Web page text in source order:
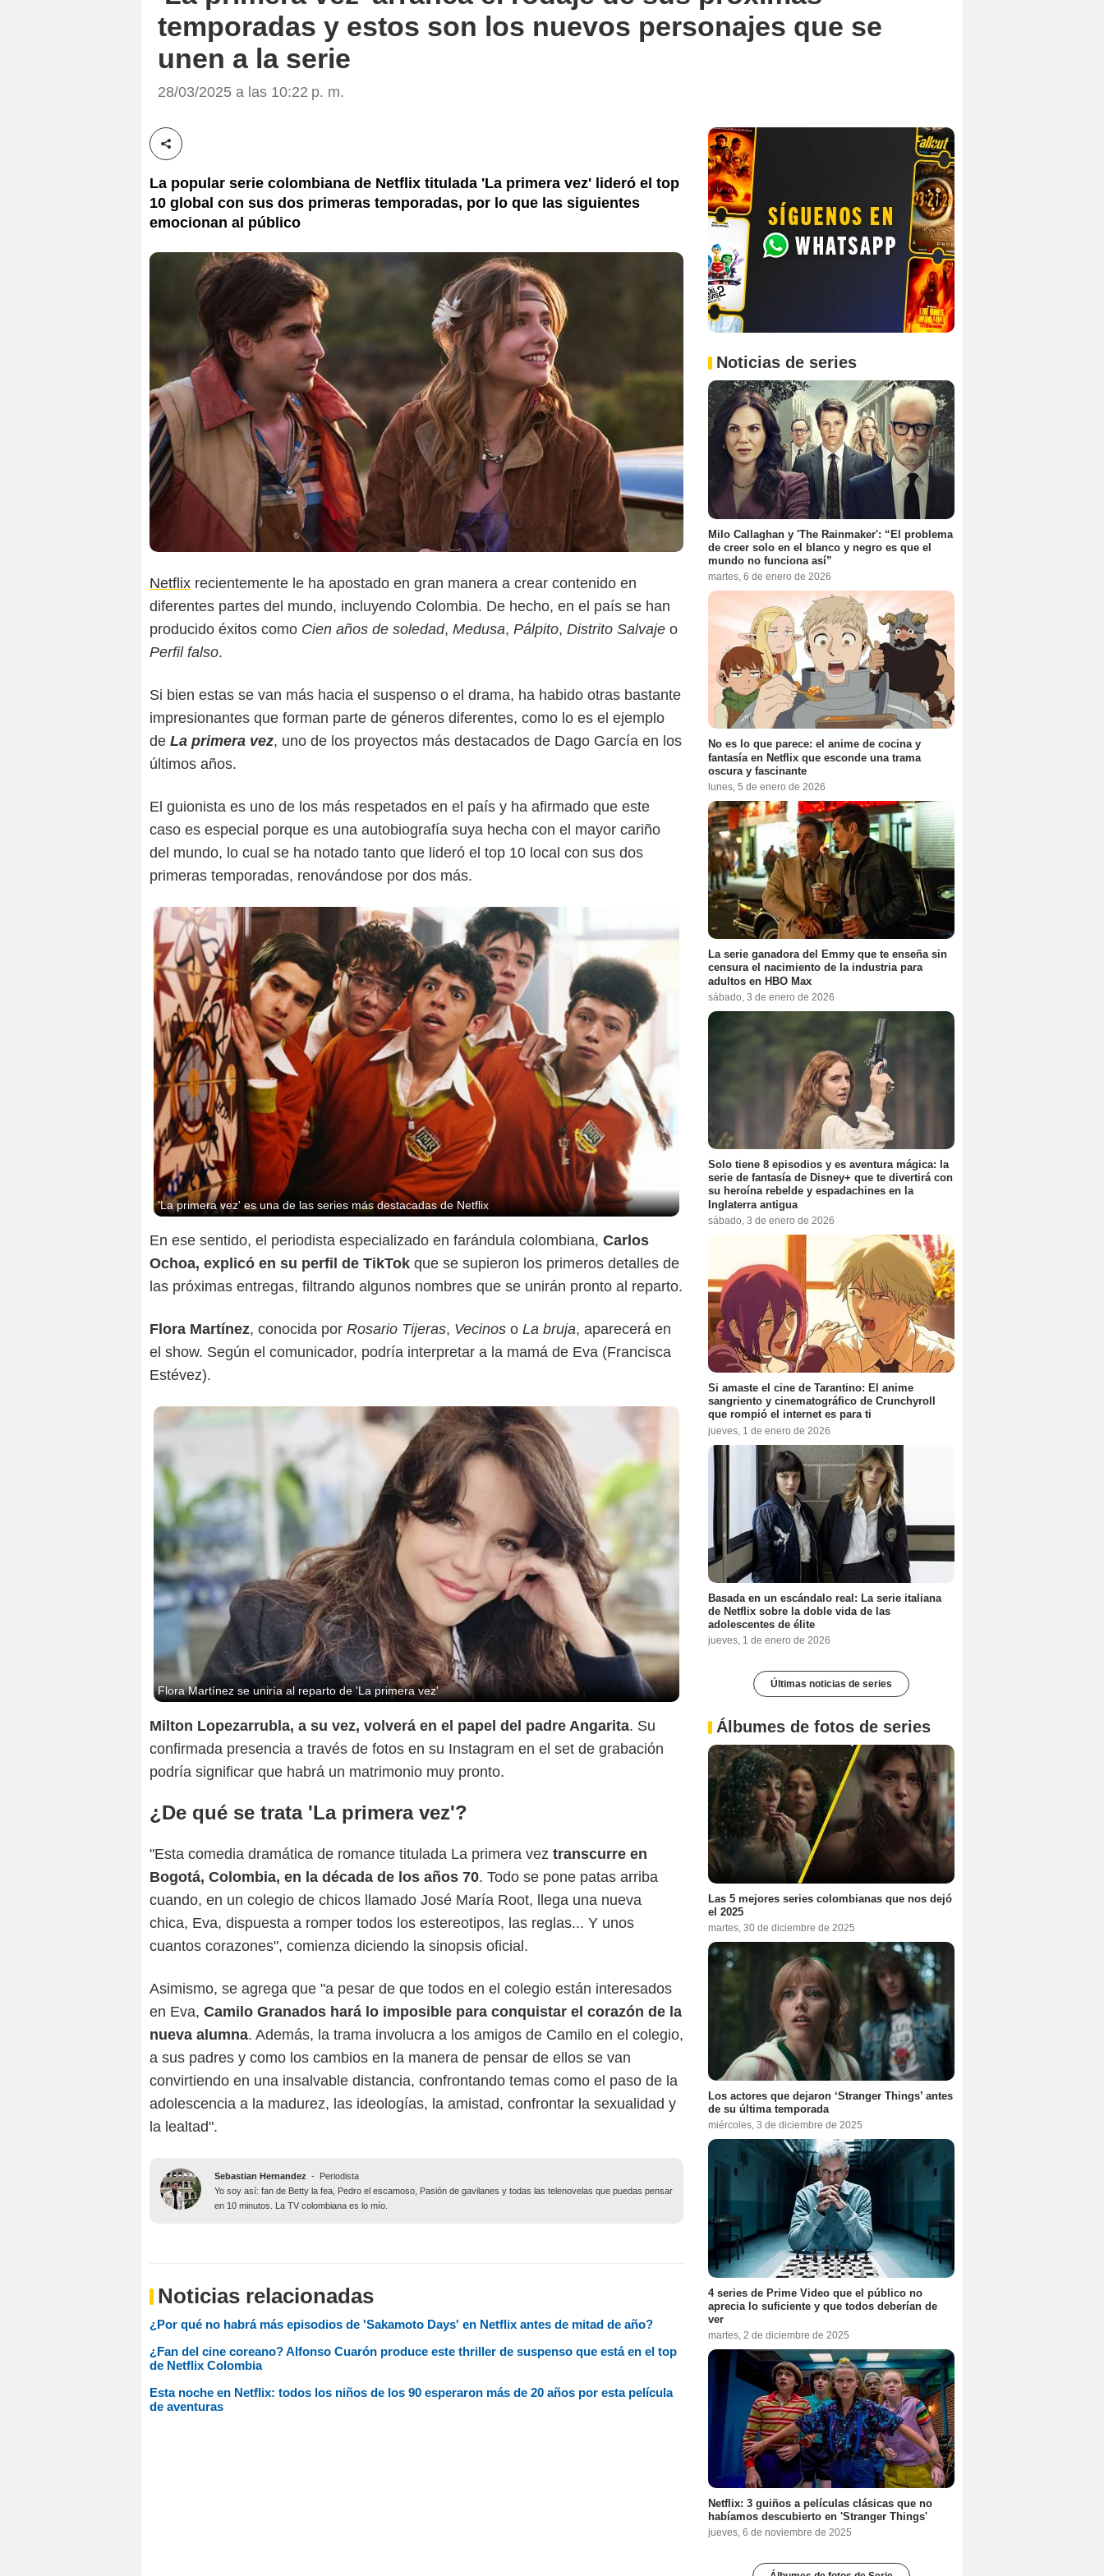
temporadas y estos son los nuevos personajes que se
unen a la serie
28/03/2025 a las 10:22 p. m.
Compartir esta noticia
La popular serie colombiana de Netflix titulada 'La primera vez' lideró el top
10 global con sus dos primeras temporadas, por lo que las siguientes
emocionan al público
Netflix recientemente le ha apostado en gran manera a crear contenido en
diferentes partes del mundo, incluyendo Colombia. De hecho, en el país se han
producido éxitos como Cien años de soledad, Medusa, Pálpito, Distrito Salvaje o
Perfil falso.
Si bien estas se van más hacia el suspenso o el drama, ha habido otras bastante
impresionantes que forman parte de géneros diferentes, como lo es el ejemplo
de La primera vez, uno de los proyectos más destacados de Dago García en los
últimos años.
El guionista es uno de los más respetados en el país y ha afirmado que este
caso es especial porque es una autobiografía suya hecha con el mayor cariño
del mundo, lo cual se ha notado tanto que lideró el top 10 local con sus dos
primeras temporadas, renovándose por dos más.
Netflix
'La primera vez' es una de las series más destacadas de Netflix
En ese sentido, el periodista especializado en farándula colombiana, Carlos
Ochoa, explicó en su perfil de TikTok que se supieron los primeros detalles de
las próximas entregas, filtrando algunos nombres que se unirán pronto al reparto.
Flora Martínez, conocida por Rosario Tijeras, Vecinos o La bruja, aparecerá en
el show. Según el comunicador, podría interpretar a la mamá de Eva (Francisca
Estévez).
Instagram
Flora Martínez se uniría al reparto de 'La primera vez'
Milton Lopezarrubla, a su vez, volverá en el papel del padre Angarita. Su
confirmada presencia a través de fotos en su Instagram en el set de grabación
podría significar que habrá un matrimonio muy pronto.
¿De qué se trata 'La primera vez'?
"Esta comedia dramática de romance titulada La primera vez transcurre en
Bogotá, Colombia, en la década de los años 70. Todo se pone patas arriba
cuando, en un colegio de chicos llamado José María Root, llega una nueva
chica, Eva, dispuesta a romper todos los estereotipos, las reglas... Y unos
cuantos corazones", comienza diciendo la sinopsis oficial.
Asimismo, se agrega que "a pesar de que todos en el colegio están interesados
en Eva, Camilo Granados hará lo imposible para conquistar el corazón de la
nueva alumna. Además, la trama involucra a los amigos de Camilo en el colegio,
a sus padres y como los cambios en la manera de pensar de ellos se van
convirtiendo en una insalvable distancia, confrontando temas como el paso de la
adolescencia a la madurez, las ideologías, la amistad, confrontar la sexualidad y
la lealtad".
Sebastian Hernandez - Periodista
Yo soy así: fan de Betty la fea, Pedro el escamoso, Pasión de gavilanes y todas las telenovelas que puedas pensar
en 10 minutos. La TV colombiana es lo mío.
Noticias relacionadas
¿Por qué no habrá más episodios de 'Sakamoto Days' en Netflix antes de mitad de año?
¿Fan del cine coreano? Alfonso Cuarón produce este thriller de suspenso que está en el top
de Netflix Colombia
Esta noche en Netflix: todos los niños de los 90 esperaron más de 20 años por esta película
de aventuras
Noticias de series
Milo Callaghan y 'The Rainmaker': “El problema
de creer solo en el blanco y negro es que el
mundo no funciona así”
martes, 6 de enero de 2026
No es lo que parece: el anime de cocina y
fantasía en Netflix que esconde una trama
oscura y fascinante
lunes, 5 de enero de 2026
La serie ganadora del Emmy que te enseña sin
censura el nacimiento de la industria para
adultos en HBO Max
sábado, 3 de enero de 2026
Solo tiene 8 episodios y es aventura mágica: la
serie de fantasía de Disney+ que te divertirá con
su heroína rebelde y espadachines en la
Inglaterra antigua
sábado, 3 de enero de 2026
Si amaste el cine de Tarantino: El anime
sangriento y cinematográfico de Crunchyroll
que rompió el internet es para ti
jueves, 1 de enero de 2026
Basada en un escándalo real: La serie italiana
de Netflix sobre la doble vida de las
adolescentes de élite
jueves, 1 de enero de 2026
Últimas noticias de series
Álbumes de fotos de series
Las 5 mejores series colombianas que nos dejó
el 2025
martes, 30 de diciembre de 2025
Los actores que dejaron ‘Stranger Things’ antes
de su última temporada
miércoles, 3 de diciembre de 2025
4 series de Prime Video que el público no
aprecia lo suficiente y que todos deberían de
ver
martes, 2 de diciembre de 2025
Netflix: 3 guiños a películas clásicas que no
habíamos descubierto en 'Stranger Things'
jueves, 6 de noviembre de 2025